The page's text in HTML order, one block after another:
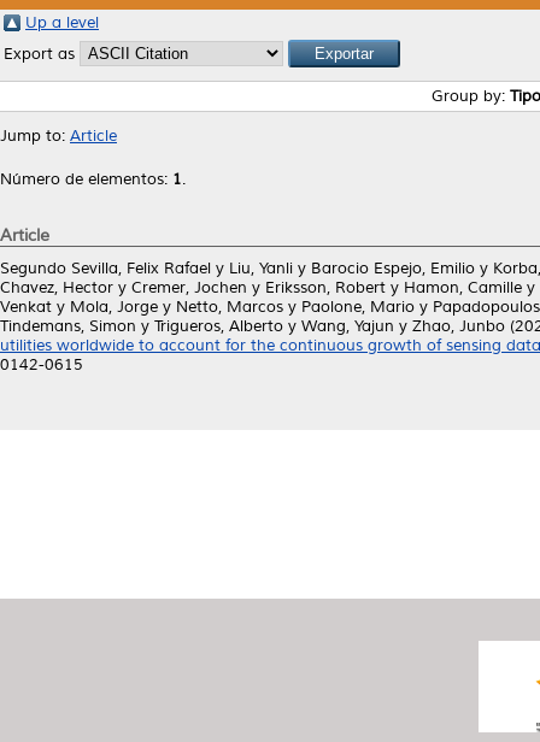
Up a level
Export as
Group by:
Jump to: Article
Número de elementos: 1.
Article
Segundo Sevilla, Felix Rafael y Liu, Yanli y Barocio Espejo, Emilio y
Chavez, Hector y Cremer, Jochen y Eriksson, Robert y Hamon, Camille y
Venkat y Mola, Jorge y Netto, Marcos y Paolone, Mario y
Tindemans, Simon y Trigueros, Alberto y Wang, Yajun y Zhao, Junbo
utilities worldwide to account for the continuous growth of sensing
0142-0615